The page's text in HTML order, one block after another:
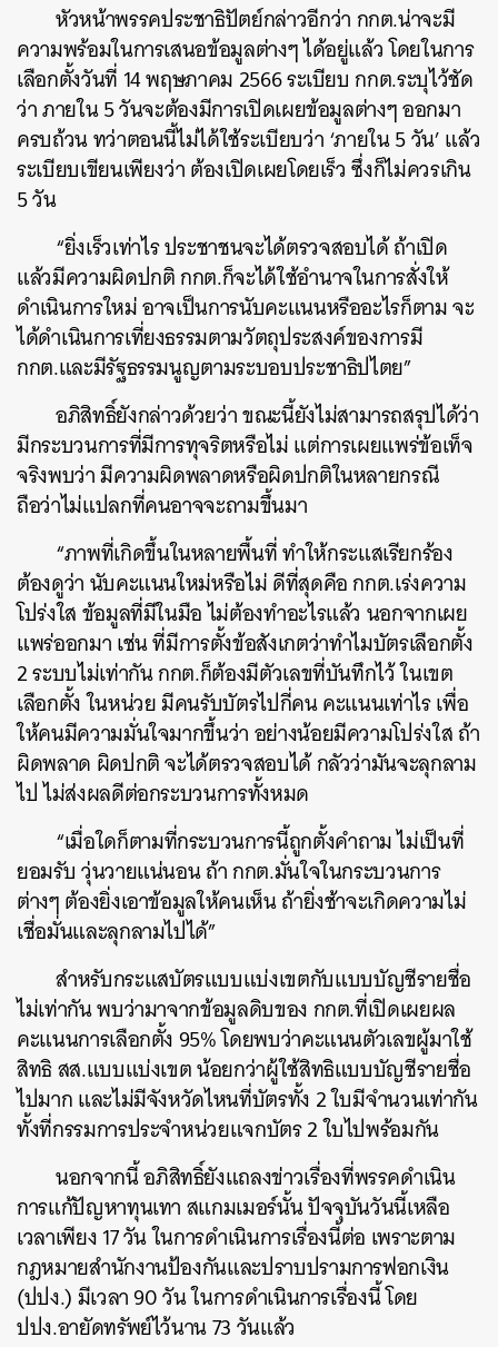
หัวหน้าพรรคประชาธิปัตย์กล่าวอีกว่า กกต.น่าจะมี
ความพร้อมในการเสนอข้อมูลต่างๆ ได้อยู่แล้ว โดยในการ
เลือกตั้งวันที่ 14 พฤษภาคม 2566 ระเบียบ กกต.ระบุไว้ชัด
ว่า ภายใน 5 วันจะต้องมีการเปิดเผยข้อมูลต่างๆ ออกมา
ครบถ้วน ทว่าตอนนี้ไม่ได้ใช้ระเบียบว่า ‘ภายใน 5 วัน’ แล้ว
ระเบียบเขียนเพียงว่า ต้องเปิดเผยโดยเร็ว ซึ่งก็ไม่ควรเกิน
5 วัน
“ยิ่งเร็วเท่าไร ประชาชนจะได้ตรวจสอบได้ ถ้าเปิด
แล้วมีความผิดปกติ กกต.ก็จะได้ใช้อำนาจในการสั่งให้
ดำเนินการใหม่ อาจเป็นการนับคะแนนหรืออะไรก็ตาม จะ
ได้ดำเนินการเที่ยงธรรมตามวัตถุประสงค์ของการมี
กกต.และมีรัฐธรรมนูญตามระบอบประชาธิปไตย”
อภิสิทธิ์ยังกล่าวด้วยว่า ขณะนี้ยังไม่สามารถสรุปได้ว่า
มีกระบวนการที่มีการทุจริตหรือไม่ แต่การเผยแพร่ข้อเท็จ
จริงพบว่า มีความผิดพลาดหรือผิดปกติในหลายกรณี
ถือว่าไม่แปลกที่คนอาจจะถามขึ้นมา
“ภาพที่เกิดขึ้นในหลายพื้นที่ ทำให้กระแสเรียกร้อง
ต้องดูว่า นับคะแนนใหม่หรือไม่ ดีที่สุดคือ กกต.เร่งความ
โปร่งใส ข้อมูลที่มีในมือ ไม่ต้องทำอะไรแล้ว นอกจากเผย
แพร่ออกมา เช่น ที่มีการตั้งข้อสังเกตว่าทำไมบัตรเลือกตั้ง
2 ระบบไม่เท่ากัน กกต.ก็ต้องมีตัวเลขที่บันทึกไว้ ในเขต
เลือกตั้ง ในหน่วย มีคนรับบัตรไปกี่คน คะแนนเท่าไร เพื่อ
ให้คนมีความมั่นใจมากขึ้นว่า อย่างน้อยมีความโปร่งใส ถ้า
ผิดพลาด ผิดปกติ จะได้ตรวจสอบได้ กลัวว่ามันจะลุกลาม
ไป ไม่ส่งผลดีต่อกระบวนการทั้งหมด
“เมื่อใดก็ตามที่กระบวนการนี้ถูกตั้งคำถาม ไม่เป็นที่
ยอมรับ วุ่นวายแน่นอน ถ้า กกต.มั่นใจในกระบวนการ
ต่างๆ ต้องยิ่งเอาข้อมูลให้คนเห็น ถ้ายิ่งช้าจะเกิดความไม่
เชื่อมั่นและลุกลามไปได้”
สำหรับกระแสบัตรแบบแบ่งเขตกับแบบบัญชีรายชื่อ
ไม่เท่ากัน พบว่ามาจากข้อมูลดิบของ กกต.ที่เปิดเผยผล
คะแนนการเลือกตั้ง 95% โดยพบว่าคะแนนตัวเลขผู้มาใช้
สิทธิ สส.แบบแบ่งเขต น้อยกว่าผู้ใช้สิทธิแบบบัญชีรายชื่อ
ไปมาก และไม่มีจังหวัดไหนที่บัตรทั้ง 2 ใบมีจำนวนเท่ากัน
ทั้งที่กรรมการประจำหน่วยแจกบัตร 2 ใบไปพร้อมกัน
นอกจากนี้ อภิสิทธิ์ยังแถลงข่าวเรื่องที่พรรคดำเนิน
การแก้ปัญหาทุนเทา สแกมเมอร์นั้น ปัจจุบันวันนี้เหลือ
เวลาเพียง 17 วัน ในการดำเนินการเรื่องนี้ต่อ เพราะตาม
กฎหมายสำนักงานป้องกันและปราบปรามการฟอกเงิน
(ปปง.) มีเวลา 90 วัน ในการดำเนินการเรื่องนี้ โดย
ปปง.อายัดทรัพย์ไว้นาน 73 วันแล้ว
SHARE TWEET LINE EMAIL